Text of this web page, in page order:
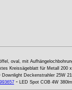
oval, mit
Kreissägeblatt für Metall 200
Downlight Deckenstrahler 25W
- LED Spot COB 4W